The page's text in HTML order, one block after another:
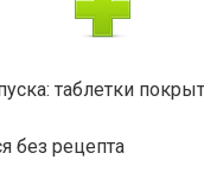
таблетки
без рецепта